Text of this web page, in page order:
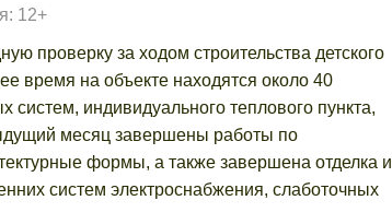
12+
проверку за ходом строительства детского
время на объекте находятся около 40
индивидуального теплового пункта,
месяц завершены работы по
формы, а также завершена отделка и
систем электроснабжения, слаботочных